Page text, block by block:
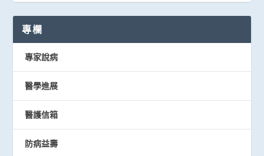
專欄
專家說病
醫學進展
醫護信箱
防病益壽